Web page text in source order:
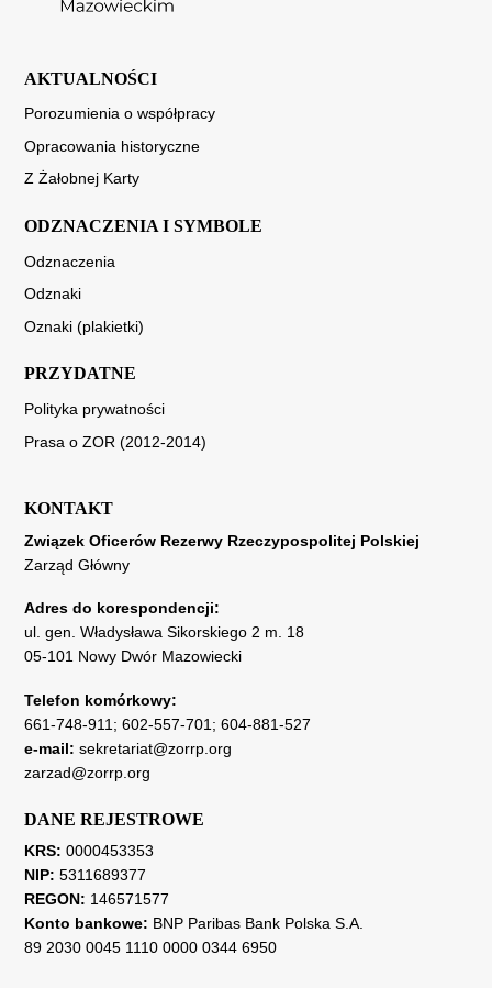
AKTUALNOŚCI
Porozumienia o współpracy
Opracowania historyczne
Z Żałobnej Karty
ODZNACZENIA I SYMBOLE
Odznaczenia
Odznaki
Oznaki (plakietki)
PRZYDATNE
Polityka prywatności
Prasa o ZOR (2012-2014)
KONTAKT
Związek Oficerów Rezerwy Rzeczypospolitej Polskiej
Zarząd Główny
Adres do korespondencji:
ul. gen. Władysława Sikorskiego 2 m. 18
05-101 Nowy Dwór Mazowiecki
Telefon komórkowy:
661-748-911 ; 602-557-701 ; 604-881-527
e-mail: sekretariat@zorrp.org
zarzad@zorrp.org
DANE REJESTROWE
KRS: 0000453353
NIP: 5311689377
REGON: 146571577
Konto bankowe: BNP Paribas Bank Polska S.A.
89 2030 0045 1110 0000 0344 6950